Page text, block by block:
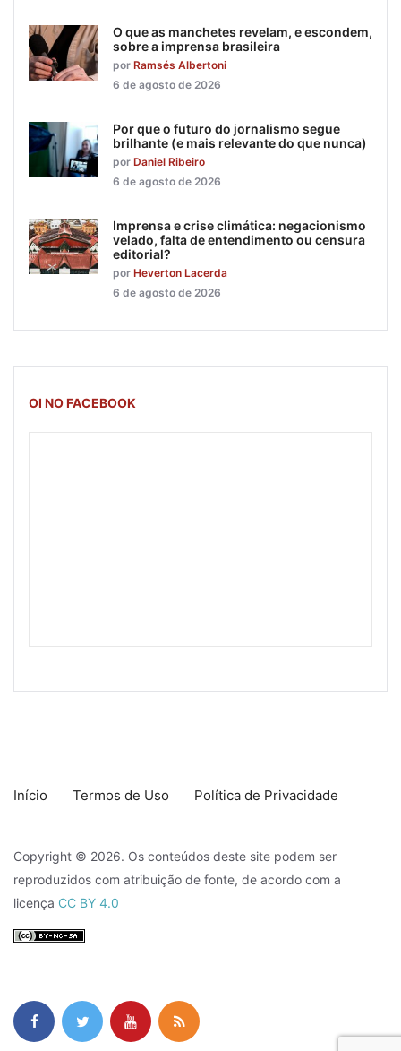
O que as manchetes revelam, e escondem,
sobre a imprensa brasileira
por Ramsés Albertoni
6 de agosto de 2026
Por que o futuro do jornalismo segue
brilhante (e mais relevante do que nunca)
por Daniel Ribeiro
6 de agosto de 2026
Imprensa e crise climática: negacionismo
velado, falta de entendimento ou censura
editorial?
por Heverton Lacerda
6 de agosto de 2026
OI NO FACEBOOK
Início Termos de Uso Política de Privacidade
Copyright © 2026. Os conteúdos deste site podem ser
reproduzidos com atribuição de fonte, de acordo com a
licença CC BY 4.0